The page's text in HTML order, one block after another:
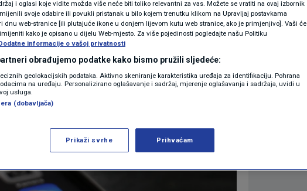
N1(DIS)INFO
KLIMATSKE PROMJENE
FOTO
VIDEO
TEHNOLOGIJA 0 komentara
Više
i oglasi koje vidite možda više neće biti toliko relevantni za vas. Možete se vratiti na ovaj izbornik
svoje odabire ili povukli pristanak u bilo kojem trenutku klikom na Upravljaj postavkama
dnu web-stranice [ili plutajuće ikone u donjem lijevom kutu web stranice, ako je primjenjivo]. Vaši će
kako je opisano u dijelu Web-mjesto. Za više pojedinosti pogledajte našu Politiku
informacije o vašoj privatnosti
obrađujemo podatke kako bismo pružili sljedeće:
geolokacijskih podataka. Aktivno skeniranje karakteristika uređaja za identifikaciju. Pohrana
na uređaju. Personalizirano oglašavanje i sadržaj, mjerenje oglašavanja i sadržaja, uvidi u
usluga.
(dobavljača)
Prikaži svrhe Prihvaćam